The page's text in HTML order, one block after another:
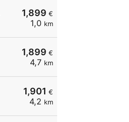
1,899 €
1,0 km
1,899 €
4,7 km
1,901 €
4,2 km